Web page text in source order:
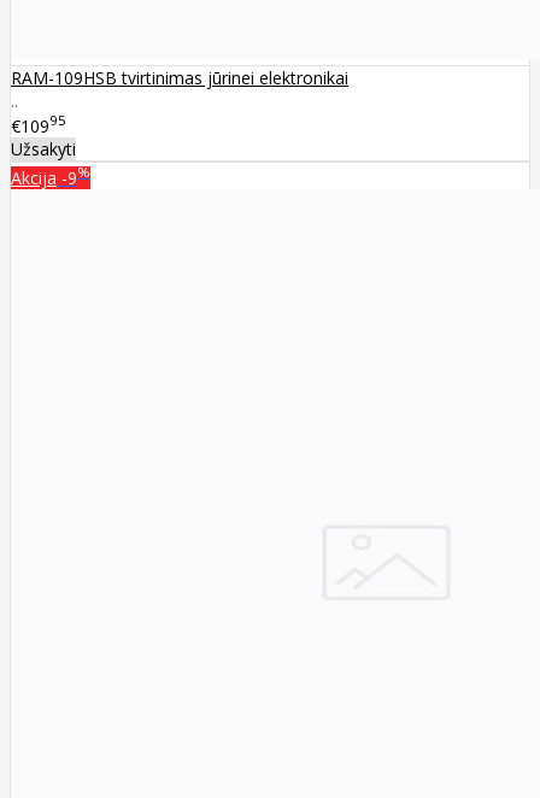
RAM-109HSB tvirtinimas jūrinei elektronikai
..
€10995
Užsakyti
Akcija -9%